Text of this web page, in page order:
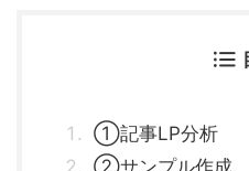
①記事LP分析
②サンプル作成